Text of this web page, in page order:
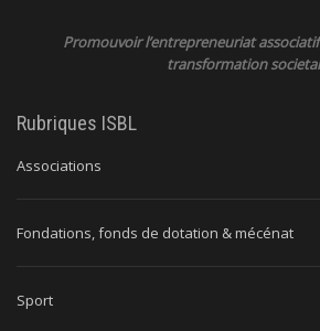
Promouvoir l’entrepreneuriat
transformation
Rubriques ISBL
Associations
Fondations, fonds de dotation & mécénat
Sport